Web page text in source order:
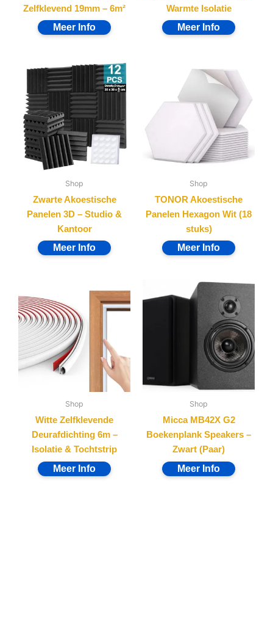
Zelfklevend 19mm – 6m²
Warmte Isolatie
Shop
Zwarte Akoestische
Panelen 3D – Studio &
Kantoor
Shop
TONOR Akoestische
Panelen Hexagon Wit (18
stuks)
Shop
Witte Zelfklevende
Deurafdichting 6m –
Isolatie & Tochtstrip
Shop
Micca MB42X G2
Boekenplank Speakers –
Zwart (Paar)